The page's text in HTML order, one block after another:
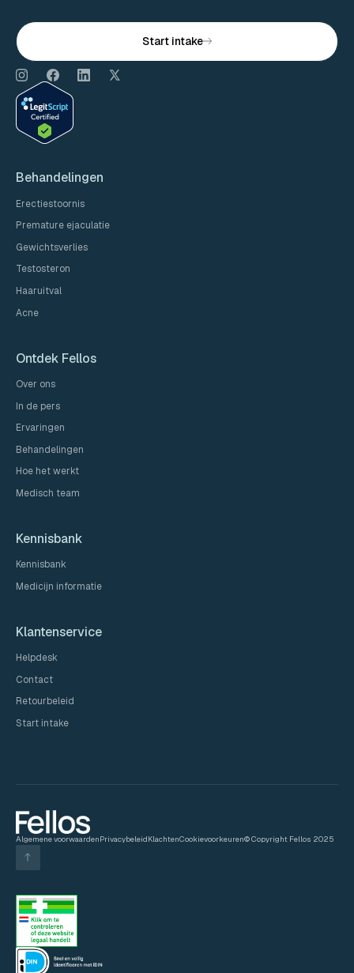
Behandelingen
Erectiestoornis
Premature ejaculatie
Gewichtsverlies
Testosteron
Haaruitval
Acne
Ontdek Fellos
Over ons
In de pers
Ervaringen
Behandelingen
Hoe het werkt
Medisch team
Kennisbank
Kennisbank
Medicijn informatie
Klantenservice
Helpdesk
Contact
Retourbeleid
Start intake
Start intake
© Copyright Fellos 2025
Algemene voorwaardenPrivacybeleidKlachtenCookievoorkeuren